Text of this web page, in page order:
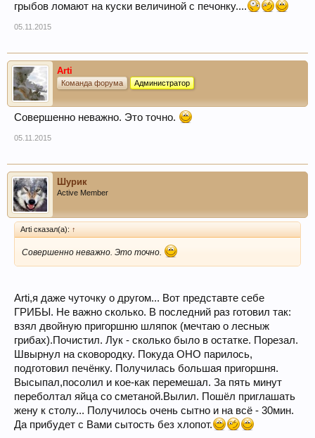
грыбов ломают на куски величиной с печонку....
05.11.2015
Arti
Команда форума Администратор
Совершенно неважно. Это точно.
05.11.2015
Шурик
Active Member
Arti сказал(а): ↑
Совершенно неважно. Это точно.
Arti,я даже чуточку о другом... Вот представте себе
ГРИБЫ. Не важно сколько. В последний раз готовил так:
взял двойную пригоршню шляпок (мечтаю о лесныж
грибах).Почистил. Лук - сколько было в остатке. Порезал.
Швырнул на сковородку. Покуда ОНО парилось,
подготовил печёнку. Получилась большая пригоршня.
Высыпал,посолил и кое-как перемешал. За пять минут
переболтал яйца со сметаной.Вылил. Пошёл приглашать
жену к столу... Получилось очень сытно и на всё - 30мин.
Да прибудет с Вами сытость без хлопот.